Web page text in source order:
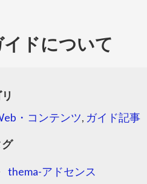
イドについて
・コンテンツ, ガイド記事
thema-アドセンス